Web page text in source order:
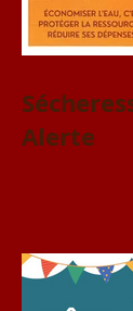
Alerte